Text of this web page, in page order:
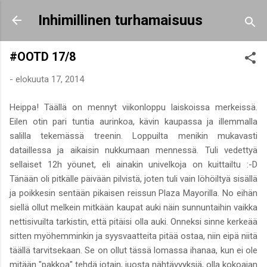
Siirry pääsisältöön
Inhimillinen turhamaisuus
#OOTD 17/8
- elokuuta 17, 2014
Heippa! Täällä on mennyt viikonloppu laiskoissa merkeissä.
Eilen otin pari tuntia aurinkoa, kävin kaupassa ja illemmalla
salilla tekemässä treenin. Loppuilta menikin mukavasti
dataillessa ja aikaisin nukkumaan mennessä. Tuli vedettyä
sellaiset 12h yöunet, eli ainakin univelkoja on kuittailtu :-D
Tänään oli pitkälle päivään pilvistä, joten tuli vain löhöiltyä sisällä
ja poikkesin sentään pikaisen reissun Plaza Mayorilla. No eihän
siellä ollut melkein mitkään kaupat auki näin sunnuntaihin vaikka
nettisivuilta tarkistin, että pitäisi olla auki. Onneksi sinne kerkeää
sitten myöhemminkin ja syysvaatteita pitää ostaa, niin eipä niitä
täällä tarvitsekaan. Se on ollut tässä lomassa ihanaa, kun ei ole
mitään "pakkoa" tehdä jotain, juosta nähtävyyksiä, olla kokoajan